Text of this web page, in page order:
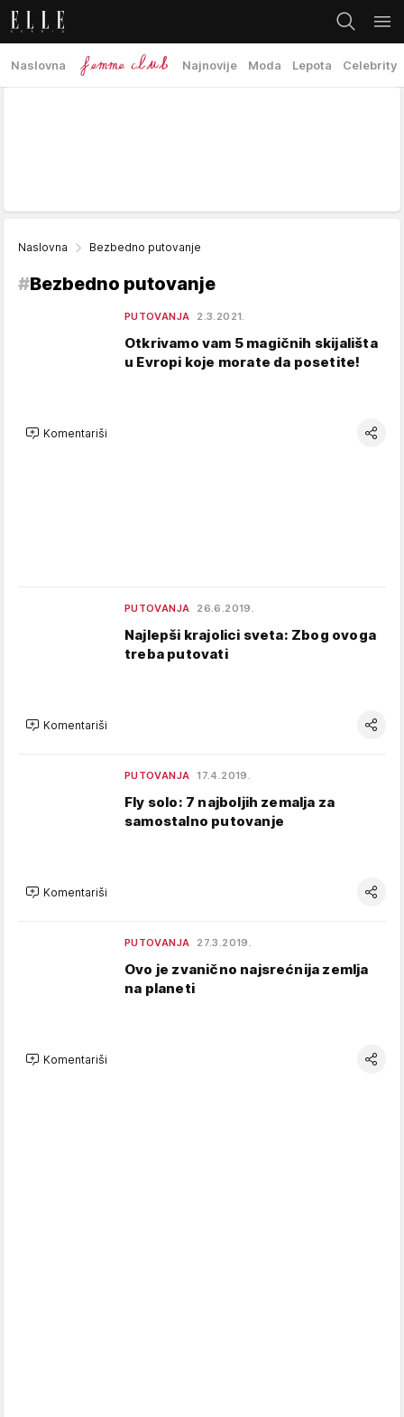
Naslovna Najnovije Moda Lepota Celebrity
Naslovna Bezbedno putovanje
#Bezbedno putovanje
PUTOVANJA 2.3.2021.
Otkrivamo vam 5 magičnih skijališta
u Evropi koje morate da posetite!
Komentariši
PUTOVANJA 26.6.2019.
Najlepši krajolici sveta: Zbog ovoga
treba putovati
Komentariši
PUTOVANJA 17.4.2019.
Fly solo: 7 najboljih zemalja za
samostalno putovanje
Komentariši
PUTOVANJA 27.3.2019.
Ovo je zvanično najsrećnija zemlja
na planeti
Komentariši